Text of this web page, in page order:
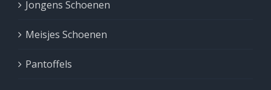
Jongens Schoenen
Meisjes Schoenen
Pantoffels